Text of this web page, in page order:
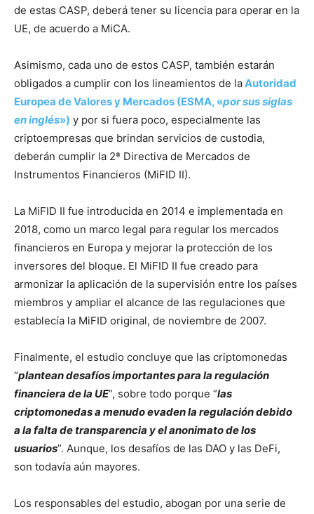
de estas CASP, deberá tener su licencia para operar en la
UE, de acuerdo a MiCA.
Asimismo, cada uno de estos CASP, también estarán
obligados a cumplir con los lineamientos de laAutoridad
Europea de Valores y Mercados (ESMA, «por sus siglas
en inglés») y por si fuera poco, especialmente las
criptoempresas que brindan servicios de custodia,
deberán cumplir la 2ª Directiva de Mercados de
Instrumentos Financieros (MiFID II).
La MiFID II fue introducida en 2014 e implementada en
2018, como un marco legal para regular los mercados
financieros en Europa y mejorar la protección de los
inversores del bloque. El MiFID II fue creado para
armonizar la aplicación de la supervisión entre los países
miembros y ampliar el alcance de las regulaciones que
establecía la MiFID original, de noviembre de 2007.
Finalmente, el estudio concluye que las criptomonedas
“plantean desafíos importantes para la regulación
financiera de la UE”, sobre todo porque “las
criptomonedas a menudo evaden la regulación debido
a la falta de transparencia y el anonimato de los
usuarios”. Aunque, los desafíos de las DAO y las DeFi,
son todavía aún mayores.
Los responsables del estudio, abogan por una serie de